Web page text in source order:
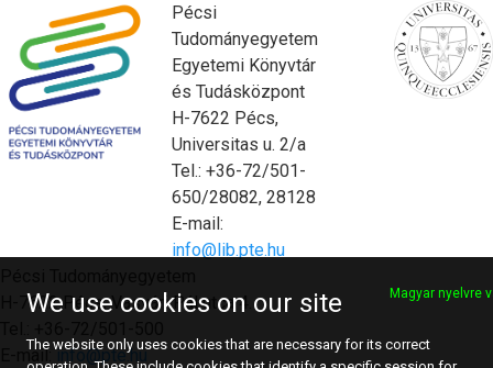
Pécsi
Tudományegyetem
Egyetemi Könyvtár
és Tudásközpont
H-7622 Pécs,
Universitas u. 2/a
Tel.: +36-72/501-
650/28082, 28128
E-mail:
info@lib.pte.hu
H-7622 Pécs, Vasvári Pál utca 4.
E-mail:info@pte.hu
We use cookies on our site Magyar nyelvre
The website only uses cookies that are necessary for its correct